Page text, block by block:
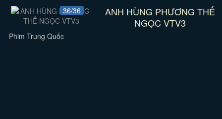
36/36
ANH HÙNG PHƯƠNG THẾ
NGỌC VTV3
Phim Trung Quốc